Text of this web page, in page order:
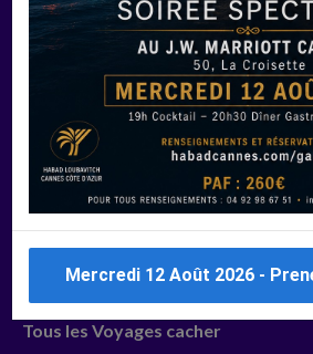
Manger Cacher
Liste des restaurants cacher
Restaurants cacher à Paris
Restaurants cacher à Deauville
Restaurants cacher à Lyon
Restaurants cacher à Marseille
Restaurants cacher Dubaï
Tous les Voyages cacher